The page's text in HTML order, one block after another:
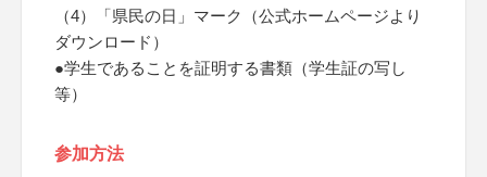
（4）「県民の日」マーク（公式ホームページより
ダウンロード）
●学生であることを証明する書類（学生証の写し
等）
参加方法